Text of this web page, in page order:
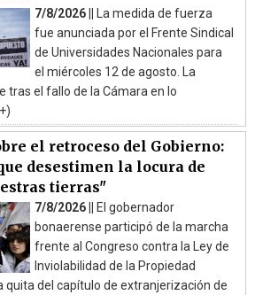
7/8/2026 ||
La medida de fuerza
fue anunciada por el Frente Sindical
de Universidades Nacionales para
el miércoles 12 de agosto. La
tras el fallo de la Cámara en lo
el retroceso del Gobierno:
desestimen la locura de
tierras"
7/8/2026 ||
El gobernador
bonaerense participó de la marcha
frente al Congreso contra la Ley de
Inviolabilidad de la Propiedad
quita del capítulo de extranjerización de